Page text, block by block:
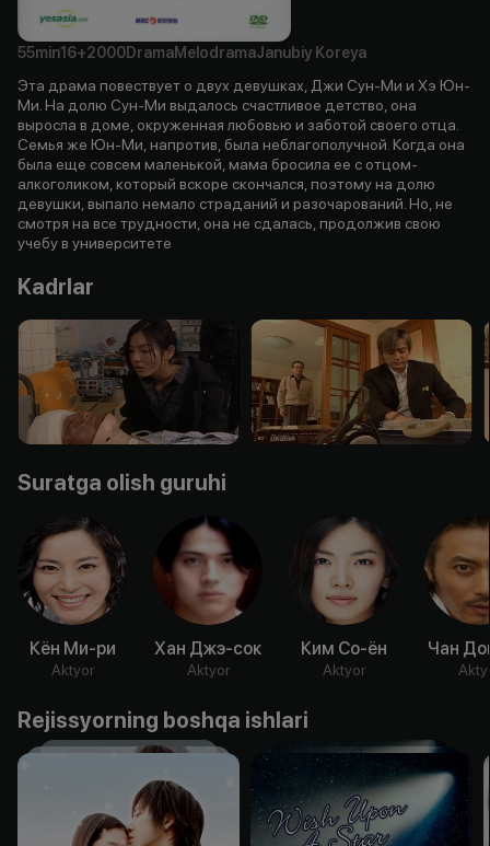
55min16+2000DramaMelodramaJanubiy Koreya
Эта драма повествует о двух девушках, Джи Сун-Ми и Хэ Юн-
Ми. На долю Сун-Ми выдалось счастливое детство, она
выросла в доме, окруженная любовью и заботой своего отца.
Семья же Юн-Ми, напротив, была неблагополучной. Когда она
была еще совсем маленькой, мама бросила ее с отцом-
алкоголиком, который вскоре скончался, поэтому на долю
девушки, выпало немало страданий и разочарований. Но, не
смотря на все трудности, она не сдалась, продолжив свою
учебу в университете
Kadrlar
Suratga olish guruhi
Кён Ми-ри
Aktyor
Хан Джэ-сок
Aktyor
Ким Со-ён
Aktyor
Чан
Rejissyorning boshqa ishlari